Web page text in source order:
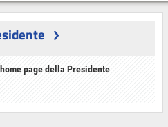
page della Presidente